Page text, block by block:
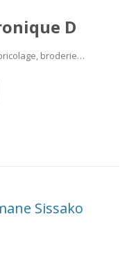
D
broderie…
Sissako